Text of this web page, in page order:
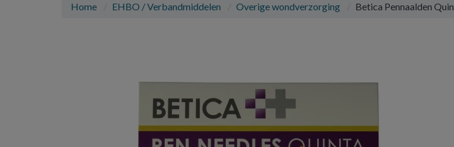
Home EHBO / Verbandmiddelen Overige wondverzorging Betica Pennaalden